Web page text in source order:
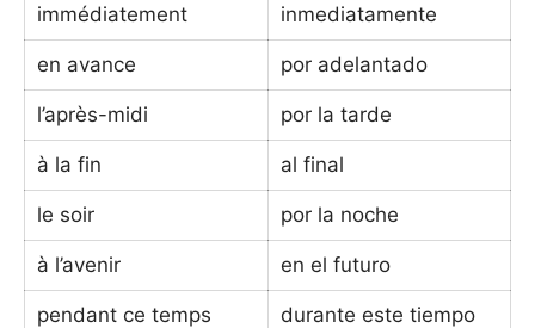
immédiatement inmediatamente
en avance por adelantado
l’après-midi por la tarde
à la fin al final
le soir por la noche
à l’avenir en el futuro
pendant ce temps durante este tiempo